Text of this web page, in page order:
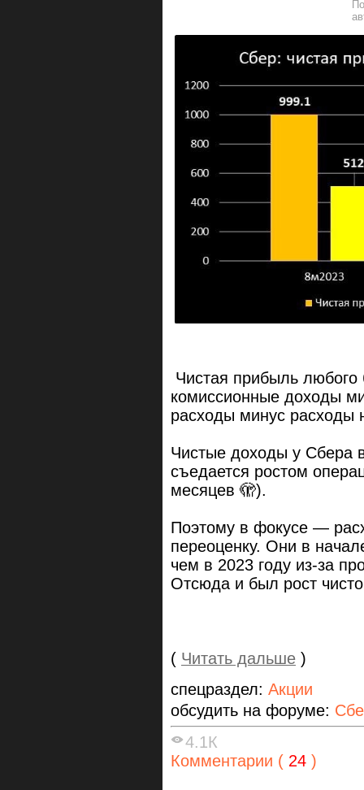
Чистая прибыль любого
комиссионные доходы
расходы минус расходы
Чистые доходы у Сбера
съедается ростом
месяцев 🫣).
Поэтому в фокусе —
переоценку. Они в
чем в 2023 году из-за
Отсюда и был рост
( Читать дальше )
спецраздел: Акции
обсудить на форуме:
4.1К
Комментарии ( 24 )